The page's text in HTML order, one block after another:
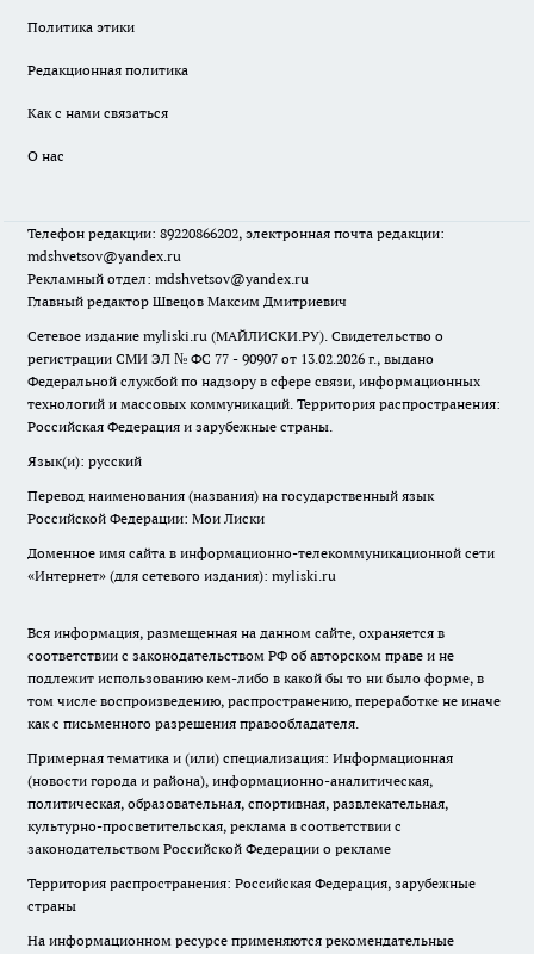
Политика этики
Редакционная политика
Как с нами связаться
О нас
Телефон редакции: 89220866202, электронная почта редакции:
mdshvetsov@yandex.ru
Рекламный отдел: mdshvetsov@yandex.ru
Главный редактор Швецов Максим Дмитриевич
Сетевое издание myliski.ru (МАЙЛИСКИ.РУ). Свидетельство о
регистрации СМИ ЭЛ № ФС 77 - 90907 от 13.02.2026 г., выдано
Федеральной службой по надзору в сфере связи, информационных
технологий и массовых коммуникаций. Территория распространения:
Российская Федерация и зарубежные страны.
Язык(и): русский
Перевод наименования (названия) на государственный язык
Российской Федерации: Мои Лиски
Доменное имя сайта в информационно-телекоммуникационной сети
«Интернет» (для сетевого издания): myliski.ru
Вся информация, размещенная на данном сайте, охраняется в
соответствии с законодательством РФ об авторском праве и не
подлежит использованию кем-либо в какой бы то ни было форме, в
том числе воспроизведению, распространению, переработке не иначе
как с письменного разрешения правообладателя.
Примерная тематика и (или) специализация: Информационная
(новости города и района), информационно-аналитическая,
политическая, образовательная, спортивная, развлекательная,
культурно-просветительская, реклама в соответствии с
законодательством Российской Федерации о рекламе
Территория распространения: Российская Федерация, зарубежные
страны
На информационном ресурсе применяются рекомендательные